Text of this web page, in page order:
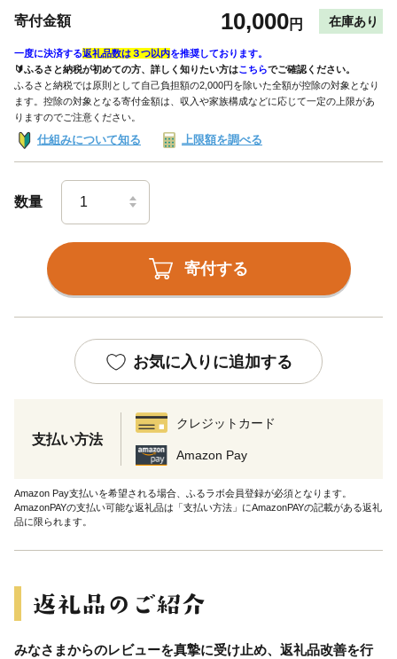
寄付金額 10,000円 在庫あり
一度に決済する返礼品数は３つ以内を推奨しております。
🔰ふるさと納税が初めての方、詳しく知りたい方はこちらでご確認ください。
ふるさと納税では原則として自己負担額の2,000円を除いた全額が控除の対象となり
ます。控除の対象となる寄付金額は、収入や家族構成などに応じて一定の上限があ
りますのでご注意ください。
仕組みについて知る 上限額を調べる
数量
寄付する
お気に入りに追加する
支払い方法
クレジットカード
Amazon Pay
Amazon Pay支払いを希望される場合、ふるラボ会員登録が必須となります。
AmazonPAYの支払い可能な返礼品は「支払い方法」にAmazonPAYの記載がある返礼
品に限られます。
みなさまからのレビューを真摯に受け止め、返礼品改善を行